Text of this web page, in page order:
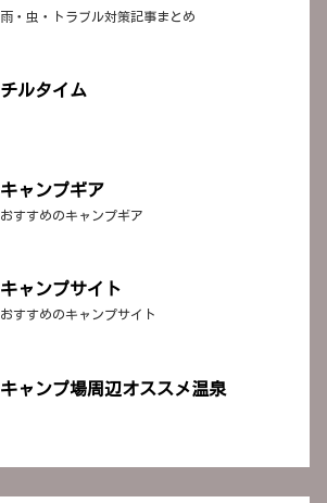
雨・虫・トラブル対策記事まとめ
チルタイム
キャンプギア
おすすめのキャンプギア
キャンプサイト
おすすめのキャンプサイト
キャンプ場周辺オススメ温泉